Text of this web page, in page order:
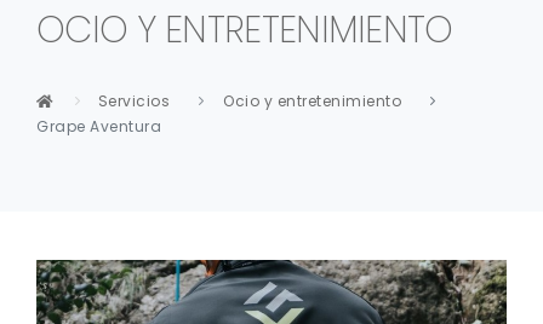
OCIO Y ENTRETENIMIENTO
Servicios
Ocio y entretenimiento
Grape Aventura